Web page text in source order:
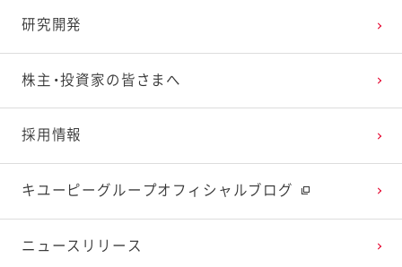
研究開発
株主・投資家の皆さまへ
採用情報
キユーピーグループオフィシャルブログ
ニュースリリース